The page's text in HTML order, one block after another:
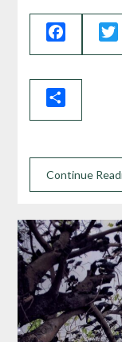
Facebook
Continue